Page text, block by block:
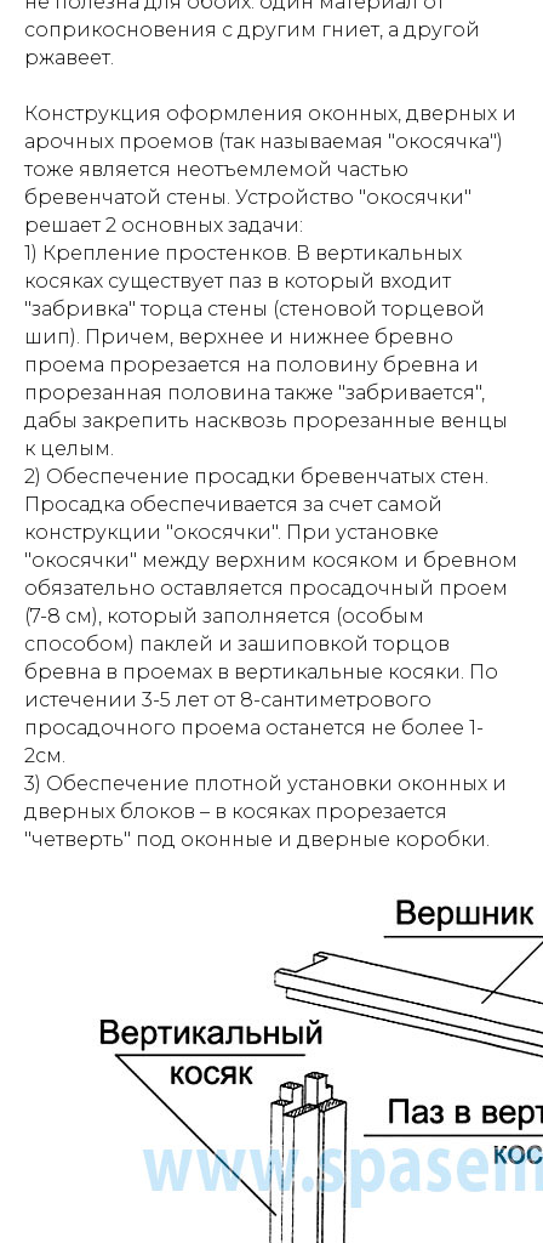
соприкосновения с другим гниет, а другой
ржавеет.
Конструкция оформления оконных, дверных и
арочных проемов (так называемая "окосячка")
тоже является неотъемлемой частью
бревенчатой стены. Устройство "окосячки"
решает 2 основных задачи:
1) Крепление простенков. В вертикальных
косяках существует паз в который входит
"забривка" торца стены (стеновой торцевой
шип). Причем, верхнее и нижнее бревно
проема прорезается на половину бревна и
прорезанная половина также "забривается",
дабы закрепить насквозь прорезанные венцы
к целым.
2) Обеспечение просадки бревенчатых стен.
Просадка обеспечивается за счет самой
конструкции "окосячки". При установке
"окосячки" между верхним косяком и бревном
обязательно оставляется просадочный проем
(7-8 см), который заполняется (особым
способом) паклей и зашиповкой торцов
бревна в проемах в вертикальные косяки. По
истечении 3-5 лет от 8-сантиметрового
просадочного проема останется не более 1-
2см.
3) Обеспечение плотной установки оконных и
дверных блоков – в косяках прорезается
"четверть" под оконные и дверные коробки.